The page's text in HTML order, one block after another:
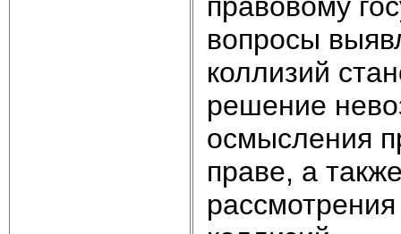
вопросы
коллизий
решение
осмысления
праве, а